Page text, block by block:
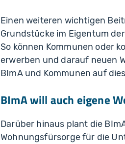
Einen weiteren wichtigen
Grundstücke im Eigentum
So können Kommunen oder
erwerben und darauf neuen
BImA und Kommunen auf
BImA will auch eigene
Darüber hinaus plant die
Wohnungsfürsorge für die